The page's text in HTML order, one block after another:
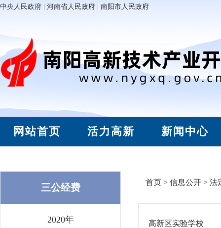
中央人民政府 河南省人民政府 南阳市人民政府
网站首页 活力高新 新闻中心
三公经费
2020年
首页 > 信息公开 > 法
高新区实验学校